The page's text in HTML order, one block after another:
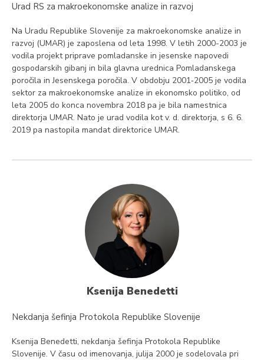
Urad RS za makroekonomske analize in razvoj
Na Uradu Republike Slovenije za makroekonomske analize in
razvoj (UMAR) je zaposlena od leta 1998. V letih 2000-2003 je
vodila projekt priprave pomladanske in jesenske napovedi
gospodarskih gibanj in bila glavna urednica Pomladanskega
poročila in Jesenskega poročila. V obdobju 2001‑2005 je vodila
sektor za makroekonomske analize in ekonomsko politiko, od
leta 2005 do konca novembra 2018 pa je bila namestnica
direktorja UMAR. Nato je urad vodila kot v. d. direktorja, s 6. 6.
2019 pa nastopila mandat direktorice UMAR.
Ksenija Benedetti
Nekdanja šefinja Protokola Republike Slovenije
Ksenija Benedetti, nekdanja šefinja Protokola Republike
Slovenije. V času od imenovanja, julija 2000 je sodelovala pri